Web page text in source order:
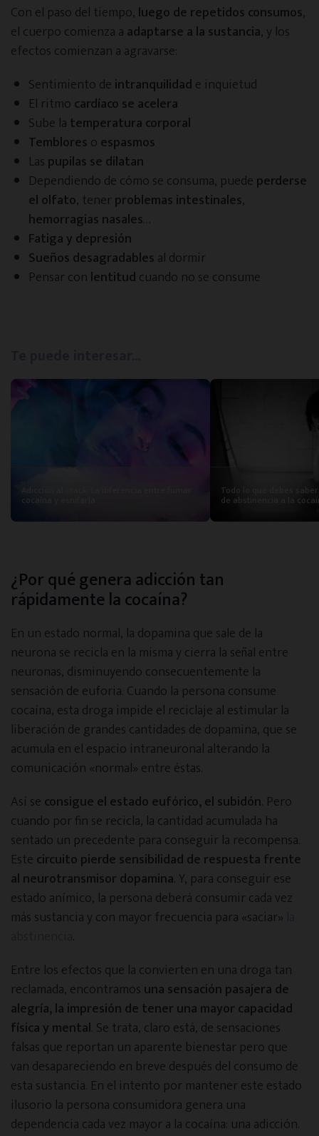
Con el paso del tiempo, luego de repetidos consumos,
el cuerpo comienza a adaptarse a la sustancia, y los
efectos comienzan a agravarse:
Sentimiento de intranquilidad e inquietud
El ritmo cardíaco se acelera
Sube la temperatura corporal
Temblores o espasmos
Las pupilas se dilatan
Dependiendo de cómo se consuma, puede perderse
el olfato, tenerproblemas intestinales,
hemorragias nasales…
Fatiga y depresión
Sueños desagradables al dormir
Pensar con lentitud cuando no se consume
cocaína y esnifarla
Todo lo que debes
de abstinencia a la
¿Por qué genera adicción tan
rápidamente la cocaína?
En un estado normal, la dopamina que sale de la
neurona se recicla en la misma y cierra la señal entre
neuronas, disminuyendo consecuentemente la
sensación de euforia. Cuando la persona consume
cocaína, esta droga impide el reciclaje al estimular la
liberación de grandes cantidades de dopamina, que se
acumula en el espacio intraneuronal alterando la
comunicación «normal» entre éstas.
Así se consigue el estado eufórico, el subidón. Pero
cuando por fin se recicla, la cantidad acumulada ha
sentado un precedente para conseguir la recompensa.
Este circuito pierde sensibilidad de respuesta frente
al neurotransmisor dopamina. Y, para conseguir ese
estado anímico, la persona deberá consumir cada vez
más sustancia y con mayor frecuencia para «saciar»
.
Entre los efectos que la convierten en una droga tan
reclamada, encontramos una sensación pasajera de
alegría, la impresión de tener una mayor capacidad
física y mental. Se trata, claro está, de sensaciones
falsas que reportan un aparente bienestar pero que
van desapareciendo en breve después del consumo de
esta sustancia. En el intento por mantener este estado
ilusorio la persona consumidora genera una
dependencia cada vez mayor a la cocaína: una adicción.